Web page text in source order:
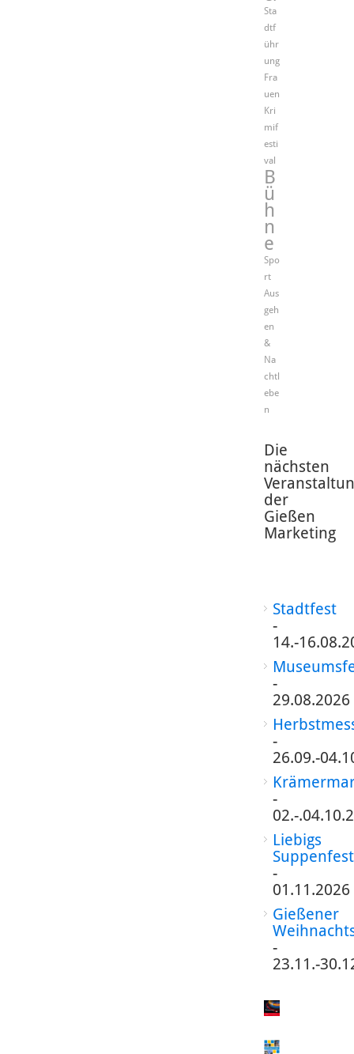
Sta
dtf
ühr
ung
Fra
uen
Kri
mif
esti
val
B
ü
h
n
e
Spo
rt
Aus
geh
en
&
Na
chtl
ebe
n
Die
nächsten
der
Gießen
Marketing
Stadtfest
-
14.-
-
29.08.2026
-
26.09.-
-
02.-
Liebigs
Suppenfest
-
01.11.2026
Gießener
-
23.11.-